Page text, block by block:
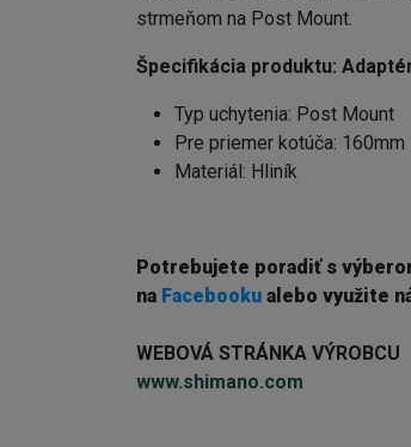
strmeňom na Post Mount.
Špecifikácia produktu:
Typ uchytenia: Post Mount
Pre priemer kotúča: 160mm
Materiál: Hliník
Potrebujete poradiť s
na Facebooku alebo využite
WEBOVÁ STRÁNKA VÝROBCU
www.shimano.com